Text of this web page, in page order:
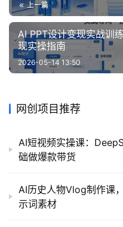
上一篇
AI PPT设计变现实战训
现实操指南
2026-05-14 13:50
网创项目推荐
AI短视频实操课：
础做爆款带货
AI历史人物Vlog制作课
示词素材